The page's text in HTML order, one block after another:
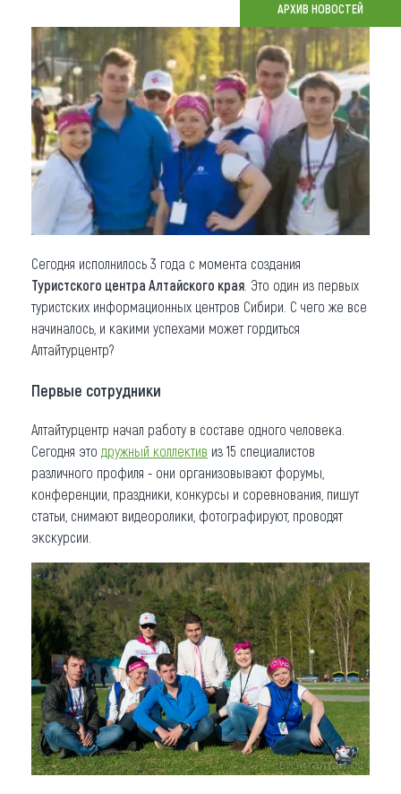
Новости
Что привезти (сувениры)
О регионе
Коллекция впечатлений
Другие рубрики
АРХИВ НОВОСТЕЙ
Сегодня исполнилось 3 года с момента создания
Туристского центра Алтайского края . Это один из первых
туристских информационных центров Сибири. С чего же все
начиналось, и какими успехами может гордиться
Алтайтурцентр?
Первые сотрудники
Алтайтурцентр начал работу в составе одного человека.
Сегодня это дружный коллектив из 15 специалистов
различного профиля - они организовывают форумы,
конференции, праздники, конкурсы и соревнования, пишут
статьи, снимают видеоролики, фотографируют, проводят
экскурсии.